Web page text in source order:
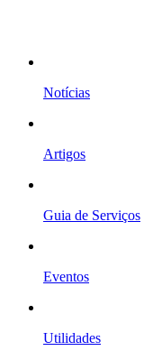
Notícias
Artigos
Guia de Serviços
Eventos
Utilidades